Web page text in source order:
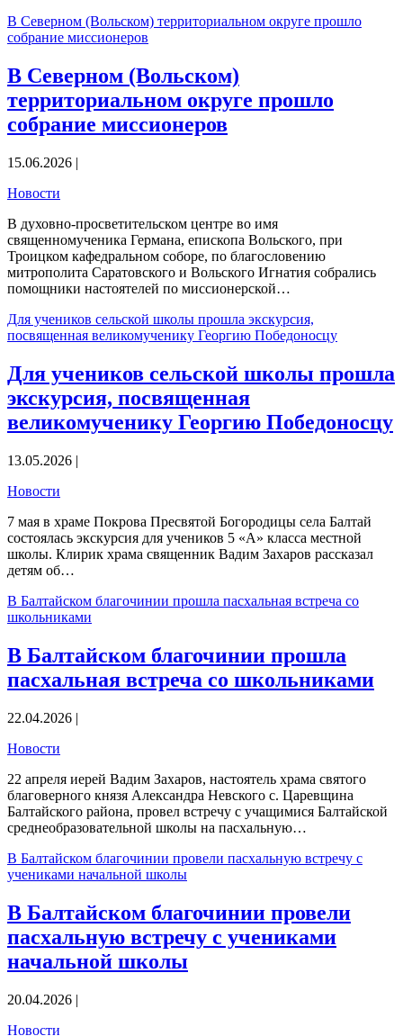
В Северном (Вольском) территориальном округе прошло
собрание миссионеров
В Северном (Вольском)
территориальном округе прошло
собрание миссионеров
15.06.2026 |
Новости
В духовно-просветительском центре во имя
священномученика Германа, епископа Вольского, при
Троицком кафедральном соборе, по благословению
митрополита Саратовского и Вольского Игнатия собрались
помощники настоятелей по миссионерской…
Для учеников сельской школы прошла экскурсия,
посвященная великомученику Георгию Победоносцу
Для учеников сельской школы прошла
экскурсия, посвященная
великомученику Георгию Победоносцу
13.05.2026 |
Новости
7 мая в храме Покрова Пресвятой Богородицы села Балтай
состоялась экскурсия для учеников 5 «А» класса местной
школы. Клирик храма священник Вадим Захаров рассказал
детям об…
В Балтайском благочинии прошла пасхальная встреча со
школьниками
В Балтайском благочинии прошла
пасхальная встреча со школьниками
22.04.2026 |
Новости
22 апреля иерей Вадим Захаров, настоятель храма святого
благоверного князя Александра Невского с. Царевщина
Балтайского района, провел встречу с учащимися Балтайской
среднеобразовательной школы на пасхальную…
В Балтайском благочинии провели пасхальную встречу с
учениками начальной школы
В Балтайском благочинии провели
пасхальную встречу с учениками
начальной школы
20.04.2026 |
Новости